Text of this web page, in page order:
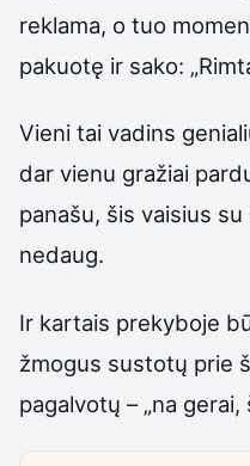
reklama, o tuo
pakuotę ir sako:
Vieni tai vadins
dar vienu gražiai
panašu, šis vaisius
nedaug.
Ir kartais prekyboje
žmogus sustotų prie
pagalvotų – „na